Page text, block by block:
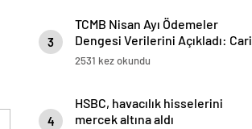
3
TCMB Nisan Ayı Ödemeler
Dengesi Verilerini Açıkladı: Cari
Açık 5 Milyar 695 Milyon Dolar
2531 kez okundu
4
HSBC, havacılık hisselerini
mercek altına aldı